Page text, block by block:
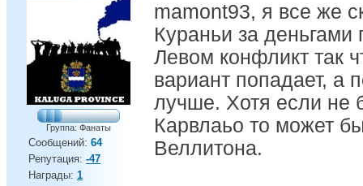
Группа: Фанаты
Сообщений: 64
Репутация: -47
Награды: 1
mamont93, я все же
Кураньи за деньгами
Левом конфликт так
вариант попадает, а
лучше. Хотя если не
Карвлаьо то может
Веллитона.